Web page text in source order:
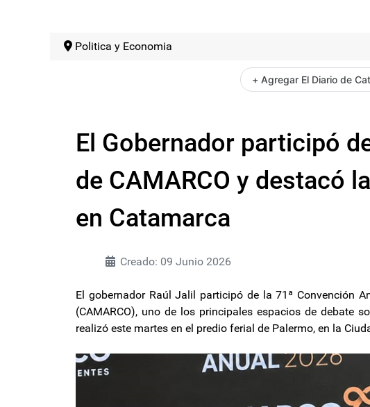
Politica y Economia
+ Agregar El Diario de
El Gobernador participó
de CAMARCO y destacó
en Catamarca
Creado: 09 Junio 2026
El gobernador Raúl Jalil participó de la 71ª Convención
(CAMARCO), uno de los principales espacios de debate
realizó este martes en el predio ferial de Palermo, en la